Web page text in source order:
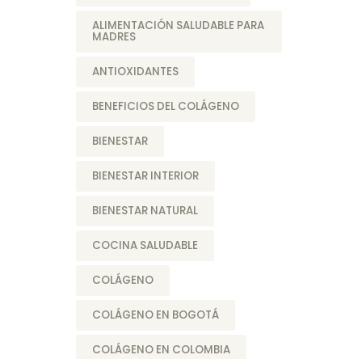
ALIMENTACIÓN SALUDABLE PARA
MADRES
ANTIOXIDANTES
BENEFICIOS DEL COLÁGENO
BIENESTAR
BIENESTAR INTERIOR
BIENESTAR NATURAL
COCINA SALUDABLE
COLÁGENO
COLÁGENO EN BOGOTÁ
COLÁGENO EN COLOMBIA